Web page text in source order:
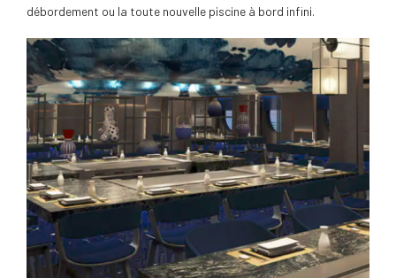
débordement ou la toute nouvelle piscine à bord infini.